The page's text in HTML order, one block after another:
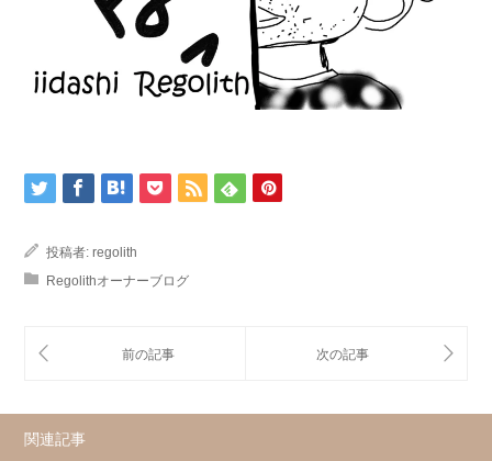
投稿者: regolith
Regolithオーナーブログ
関連記事